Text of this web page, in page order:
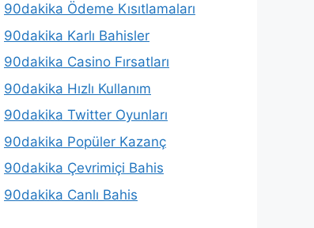
90dakika Ödeme Kısıtlamaları
90dakika Karlı Bahisler
90dakika Casino Fırsatları
90dakika Hızlı Kullanım
90dakika Twitter Oyunları
90dakika Popüler Kazanç
90dakika Çevrimiçi Bahis
90dakika Canlı Bahis